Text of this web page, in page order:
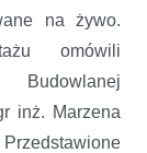
na żywo.
omówili
Budowlanej
inż. Marzena
Przedstawione